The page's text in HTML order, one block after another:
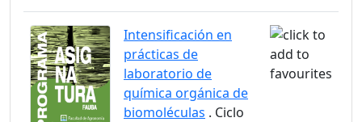
Intensificación en
prácticas de
laboratorio de
química orgánica de
biomoléculas . Ciclo